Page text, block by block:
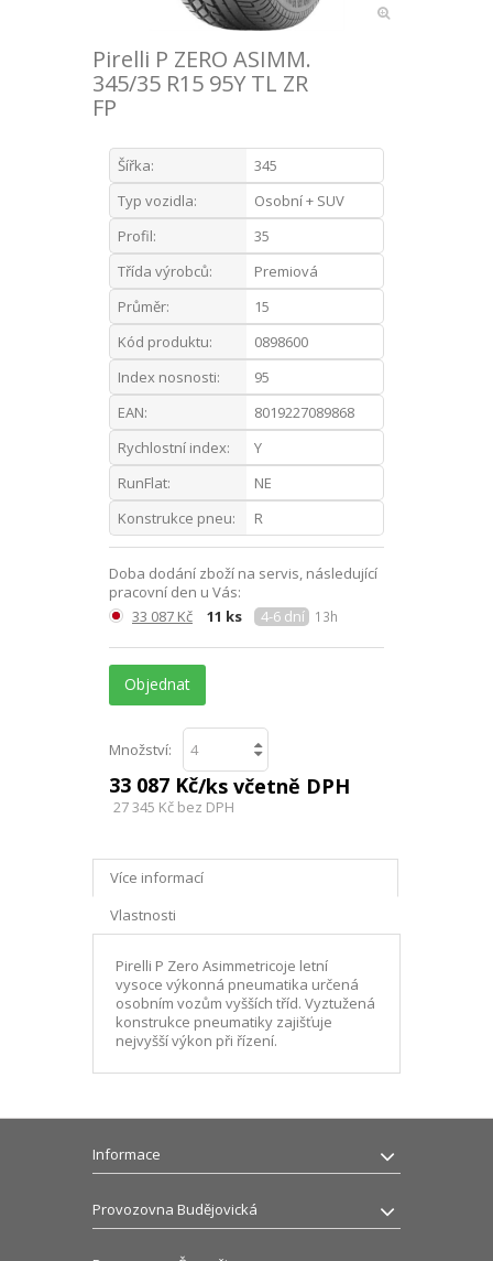
Pirelli P ZERO ASIMM.
345/35 R15 95Y TL ZR
FP
Šířka:
345
Typ vozidla:
Osobní + SUV
Profil:
35
Třída výrobců:
Premiová
Průměr:
15
Kód produktu:
0898600
Index nosnosti:
95
EAN:
8019227089868
Rychlostní index:
Y
RunFlat:
NE
Konstrukce pneu:
R
Doba dodání zboží na servis, následující
pracovní den u Vás:
33 087 Kč
11 ks 4-6 dní 13h
Objednat
Množství:
33 087 Kč/ks včetně DPH
27 345 Kč bez DPH
Více informací
Vlastnosti
Pirelli P Zero Asimmetricoje letní
vysoce výkonná pneumatika určená
osobním vozům vyšších tříd. Vyztužená
konstrukce pneumatiky zajišťuje
nejvyšší výkon při řízení.
Informace
Provozovna Budějovická